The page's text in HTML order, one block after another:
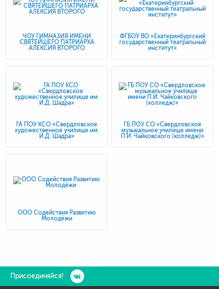
Контакты
ЧОУ ГИМНАЗИЯ ИМЕНИ
СВЯТЕЙШЕГО ПАТРИАРХА
АЛЕКСИЯ ВТОРОГО
ФГБОУ ВО «Екатеринбургский
государственный театральный
институт»
ГА ПОУ КСО «Свердловское
художественное училище им.
И.Д. Шадра»
ГБ ПОУ СО «Свердловское
музыкальное училище имени
П.И. Чайковского (колледж)»
ООО Содействия Развитию
Молодёжи
Присоединяйся!